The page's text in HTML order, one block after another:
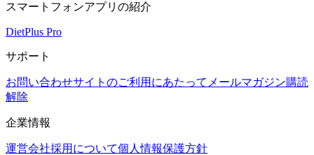
スマートフォンアプリの紹介
DietPlus Pro
サポート
お問い合わせサイトのご利用にあたって メールマガジン購読
解除
企業情報
運営会社採用について個人情報保護方針